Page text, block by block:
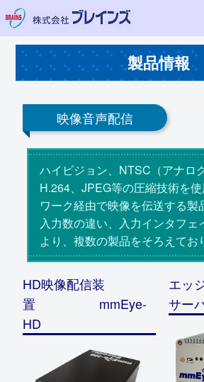
製品情報
映像音声配信
ハイビジョン、NTSC（アナロ
H.264、JPEG等の圧縮技術を
ワーク経由で映像を伝送する製
入力数の違い、入力インタフェ
より、複数の製品をそろえてお
HD映像配信装
置 mmEye-
HD
エッ
サー